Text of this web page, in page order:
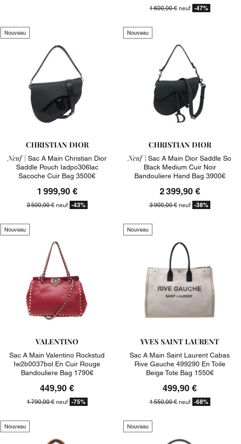
1 600,00 €neuf -47%
Nouveau
CHRISTIAN DIOR
Neuf | Sac A Main Christian Dior
Saddle Pouch Iadpo306lac
Sacoche Cuir Bag 3500€
1 999,90 €
3 500,00 €neuf -43%
Nouveau
CHRISTIAN DIOR
Neuf | Sac A Main Dior Saddle So
Black Medium Cuir Noir
Bandouliere Hand Bag 3900€
2 399,90 €
3 900,00 €neuf -38%
Nouveau
VALENTINO
Sac A Main Valentino Rockstud
Iw2b0037bol En Cuir Rouge
Bandouliere Bag 1790€
449,90 €
1 790,00 €neuf -75%
Nouveau
YVES SAINT LAURENT
Sac A Main Saint Laurent Cabas
Rive Gauche 499290 En Toile
Beige Tote Bag 1550€
499,90 €
1 550,00 €neuf -68%
Nouveau Nouveau